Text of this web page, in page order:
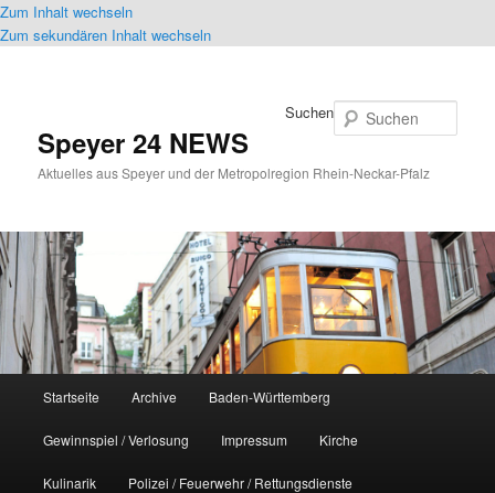
Zum Inhalt wechseln
Zum sekundären Inhalt wechseln
Speyer 24 NEWS
Aktuelles aus Speyer und der Metropolregion Rhein-Neckar-Pfalz
Suchen
Startseite Archive Baden-Württemberg
Gewinnspiel / Verlosung Impressum Kirche
Kulinarik Polizei / Feuerwehr / Rettungsdienste